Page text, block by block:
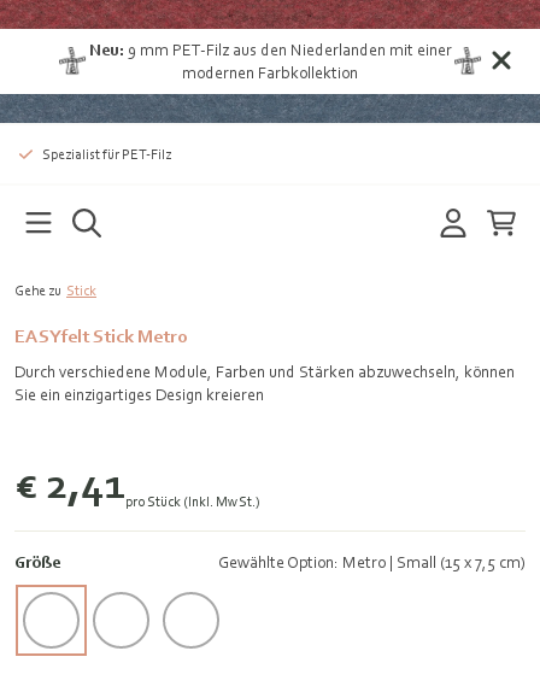
Neu: 9 mm PET-Filz aus den Niederlanden mit einer
modernen Farbkollektion
Spezialist für PET-Filz
Gehe zu Stick
EASYfelt Stick Metro
Durch verschiedene Module, Farben und Stärken abzuwechseln, können
Sie ein einzigartiges Design kreieren
€ 2,41pro Stück (Inkl. MwSt.)
Größe Gewählte Option: Metro | Small (15 x 7,5 cm)